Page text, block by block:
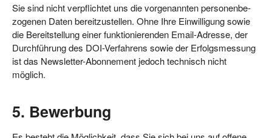
Sie sind nicht ver­pflich­tet uns die vor­ge­nann­ten per­so­nen­be­
zo­ge­nen Daten bereit­zu­stel­len. Ohne Ihre Ein­wil­li­gung sowie
die Bereit­stel­lung einer funk­tio­nie­ren­den Email-Adres­se, der
Durch­füh­rung des DOI-Ver­fah­rens sowie der Erfolgs­mes­sung
ist das News­let­ter-Abon­ne­ment jedoch tech­nisch nicht
möglich.
5. Bewerbung